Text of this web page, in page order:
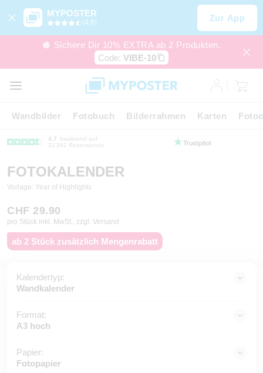
MYPOSTER
(4,6) Zur App
🪩 Sichere Dir 10% EXTRA ab 2 Produkten.
Code: VIBE-10
Wandbilder Fotobuch Bilderrahmen Karten
4.7
basierend auf
21’262 Rezensionen
FOTOKALENDER
Vorlage: Year of Highlights
CHF 29.90
pro Stück inkl. MwSt., zzgl. Versand
ab 2 Stück zusätzlich Mengenrabatt
Kalendertyp:
Wandkalender
Format:
A3 hoch
Papier:
Fotopapier